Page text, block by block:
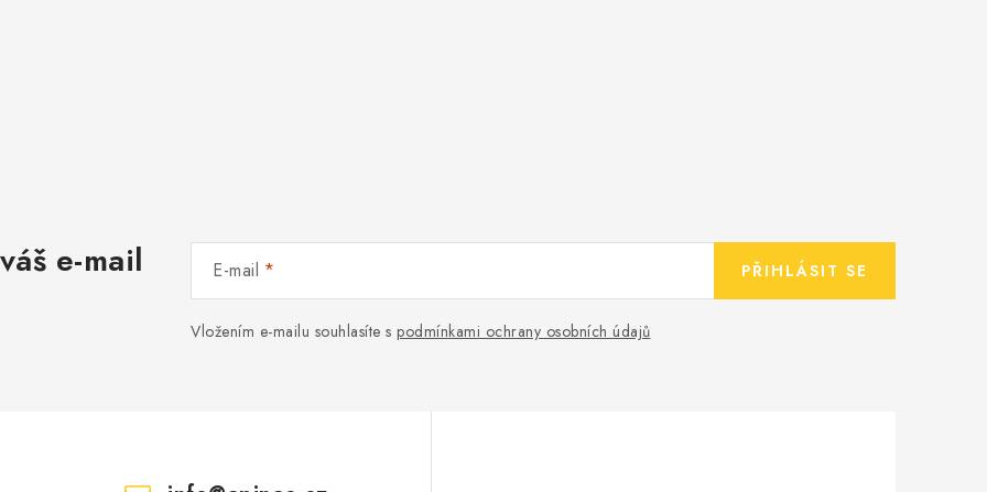
e-mail E-mail
Vložením e-mailu souhlasíte s podmínkami ochrany osobních údajů
PŘIHLÁSIT SE